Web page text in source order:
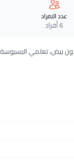
عدد الافراد
6 أفراد
بيض، تعلمي البسبوسة